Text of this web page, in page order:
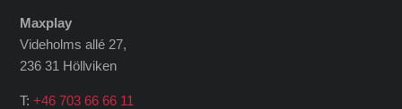
Maxplay
Videholms allé 27,
236 31 Höllviken
T:+46 703 66 66 11